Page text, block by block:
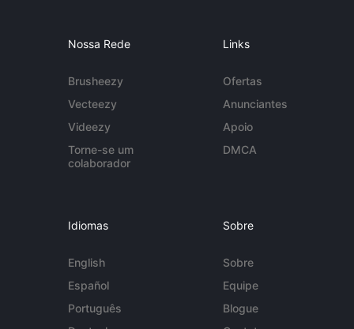
Nossa Rede
Brusheezy
Vecteezy
Videezy
Torne-se um
colaborador
Links
Ofertas
Anunciantes
Apoio
DMCA
Idiomas
English
Español
Português
Sobre
Sobre
Equipe
Blogue